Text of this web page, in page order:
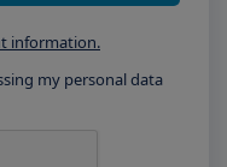
information.
my personal data